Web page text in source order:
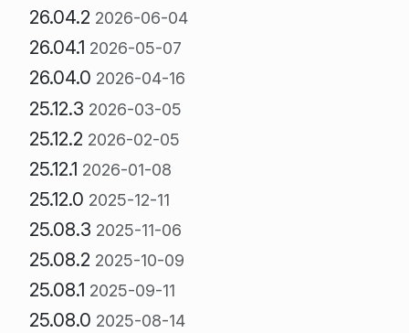
26.04.2 2026-06-04
26.04.1 2026-05-07
26.04.0 2026-04-16
25.12.3 2026-03-05
25.12.2 2026-02-05
25.12.1 2026-01-08
25.12.0 2025-12-11
25.08.3 2025-11-06
25.08.2 2025-10-09
25.08.1 2025-09-11
25.08.0 2025-08-14